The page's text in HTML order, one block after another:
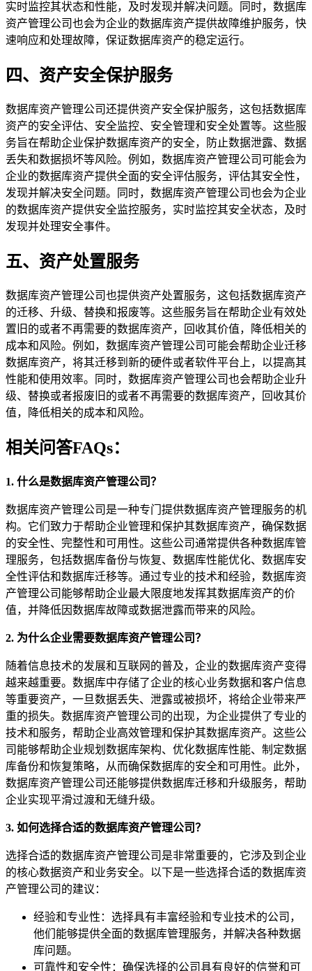
实时监控其状态和性能，及时发现并解决问题。同时，数据库
资产管理公司也会为企业的数据库资产提供故障维护服务，快
速响应和处理故障，保证数据库资产的稳定运行。
四、资产安全保护服务
数据库资产管理公司还提供资产安全保护服务，这包括数据库
资产的安全评估、安全监控、安全管理和安全处置等。这些服
务旨在帮助企业保护数据库资产的安全，防止数据泄露、数据
丢失和数据损坏等风险。例如，数据库资产管理公司可能会为
企业的数据库资产提供全面的安全评估服务，评估其安全性，
发现并解决安全问题。同时，数据库资产管理公司也会为企业
的数据库资产提供安全监控服务，实时监控其安全状态，及时
发现并处理安全事件。
五、资产处置服务
数据库资产管理公司也提供资产处置服务，这包括数据库资产
的迁移、升级、替换和报废等。这些服务旨在帮助企业有效处
置旧的或者不再需要的数据库资产，回收其价值，降低相关的
成本和风险。例如，数据库资产管理公司可能会帮助企业迁移
数据库资产，将其迁移到新的硬件或者软件平台上，以提高其
性能和使用效率。同时，数据库资产管理公司也会帮助企业升
级、替换或者报废旧的或者不再需要的数据库资产，回收其价
值，降低相关的成本和风险。
相关问答FAQs：
1. 什么是数据库资产管理公司？
数据库资产管理公司是一种专门提供数据库资产管理服务的机
构。它们致力于帮助企业管理和保护其数据库资产，确保数据
的安全性、完整性和可用性。这些公司通常提供各种数据库管
理服务，包括数据库备份与恢复、数据库性能优化、数据库安
全性评估和数据库迁移等。通过专业的技术和经验，数据库资
产管理公司能够帮助企业最大限度地发挥其数据库资产的价
值，并降低因数据库故障或数据泄露而带来的风险。
2. 为什么企业需要数据库资产管理公司？
随着信息技术的发展和互联网的普及，企业的数据库资产变得
越来越重要。数据库中存储了企业的核心业务数据和客户信息
等重要资产，一旦数据丢失、泄露或被损坏，将给企业带来严
重的损失。数据库资产管理公司的出现，为企业提供了专业的
技术和服务，帮助企业高效管理和保护其数据库资产。这些公
司能够帮助企业规划数据库架构、优化数据库性能、制定数据
库备份和恢复策略，从而确保数据库的安全和可用性。此外，
数据库资产管理公司还能够提供数据库迁移和升级服务，帮助
企业实现平滑过渡和无缝升级。
3. 如何选择合适的数据库资产管理公司？
选择合适的数据库资产管理公司是非常重要的，它涉及到企业
的核心数据资产和业务安全。以下是一些选择合适的数据库资
产管理公司的建议：
经验和专业性：选择具有丰富经验和专业技术的公司，
他们能够提供全面的数据库管理服务，并解决各种数据
库问题。
可靠性和安全性：确保选择的公司具有良好的信誉和可